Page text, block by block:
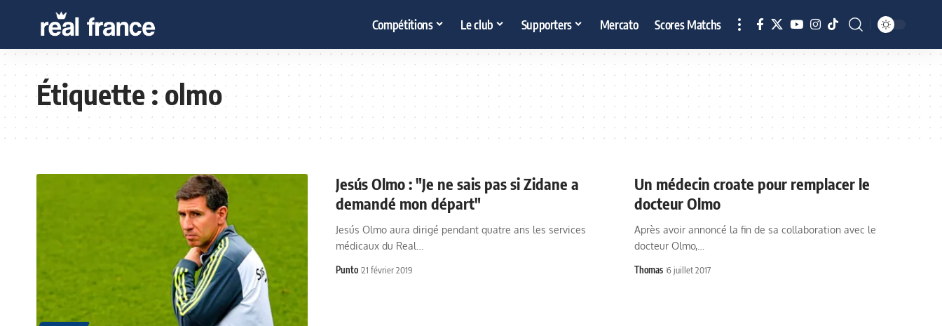
Compétitions Le club Supporters Mercato Scores Matchs
Étiquette :olmo
Jesús Olmo : "Je ne sais pas si Zidane a
demandé mon départ"
Jesús Olmo aura dirigé pendant quatre ans les services
médicaux du Real…
Punto 21 février 2019
Un médecin croate pour remplacer le
docteur Olmo
Après avoir annoncé la fin de sa collaboration avec le
docteur Olmo,…
Thomas 6 juillet 2017